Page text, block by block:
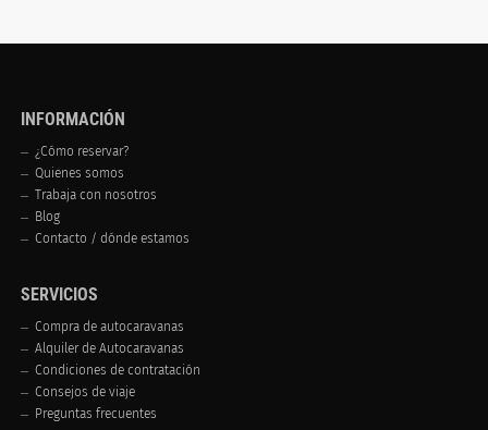
INFORMACIÓN
¿Cómo reservar?
Quienes somos
Trabaja con nosotros
Blog
Contacto / dónde estamos
SERVICIOS
Compra de autocaravanas
Alquiler de Autocaravanas
Condiciones de contratación
Consejos de viaje
Preguntas frecuentes